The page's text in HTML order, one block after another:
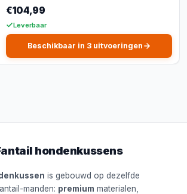
€104,99
Leverbaar
Beschikbaar in 3 uitvoeringen
hondenkussens
is gebouwd op dezelfde
manden: premium materialen,